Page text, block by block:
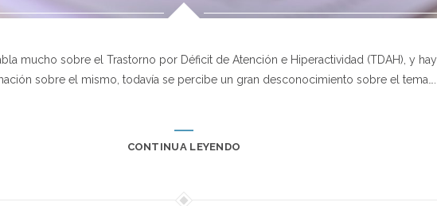
mucho sobre el Trastorno por Déficit de Atención e Hiperactividad (TDAH), y hay
sobre el mismo, todavía se percibe un gran desconocimiento sobre el tema….
CONTINUA LEYENDO